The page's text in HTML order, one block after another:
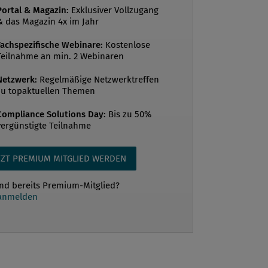
Perspektiven für die Zukunft zu
Und letztlich auch Analysen, Ausblicke
zu tätigen. Der Arzt Paracelsus
der Erkenntnis zitiert...
& Magazin: Exklusiver Vollzugang
das Magazin 4x im Jahr
Webinare: Kostenlose
an min. 2 Webinaren
Regelmäßige Netzwerktreffen
topaktuellen Themen
Solutions Day: Bis zu 50%
Teilnahme
PREMIUM MITGLIED WERDEN
bereits Premium-Mitglied?